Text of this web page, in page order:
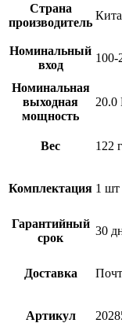
Страна
производитель
Номинальный
вход
Номинальная
выходная
мощность
20.0
Вес 122 г
Комплектация 1 шт
Гарантийный
срок
30
Доставка
Артикул